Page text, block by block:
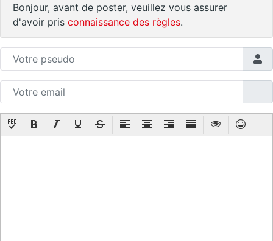
Bonjour, avant de poster, veuillez vous assurer
d'avoir pris connaissance des règles.